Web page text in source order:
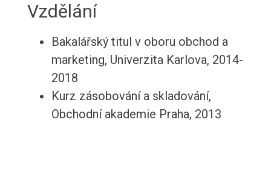
Vzdělání
Bakalářský titul v oboru obchod a
marketing, Univerzita Karlova, 2014-
2018
Kurz zásobování a skladování,
Obchodní akademie Praha, 2013